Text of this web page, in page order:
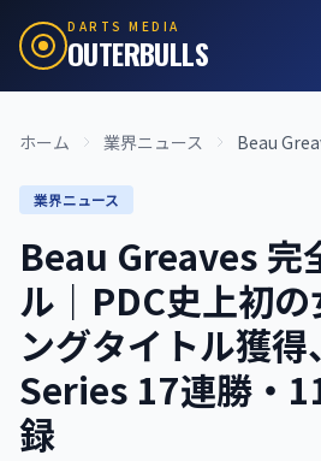
DARTS MEDIA
OUTERBULLS
ホーム 業界ニュース Beau
業界ニュース
Beau Greaves 完
ル｜PDC史上初
ングタイトル獲
Series 17連勝・
録